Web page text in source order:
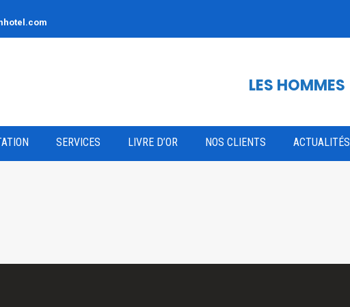
LES HOMMES
SERVICES LIVRE D’OR NOS CLIENTS ACTUALITÉS